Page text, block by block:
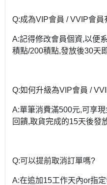
Q:成為VIP會員 / VVIP會員
A:記得修改會員個資,以便
積點/200積點,發放後30天
Q:如何升級為VIP會員 /
A:單筆消費滿500元,可享
回饋,取貨完成的15天後發
Q:可以提前取消訂單嗎?
A:在追加15工作天內or指